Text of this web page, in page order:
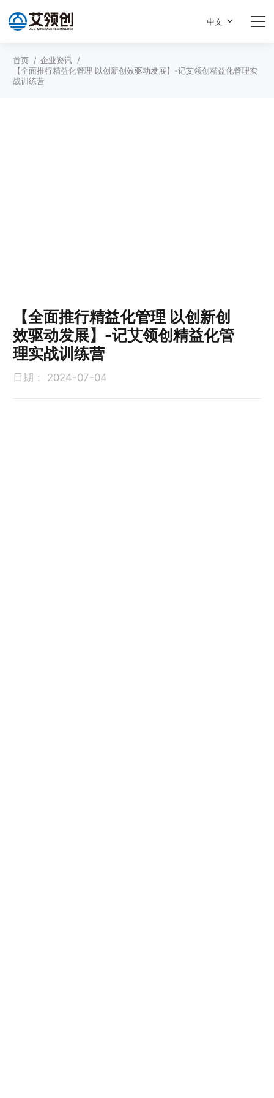
中文
首页 / 企业资讯 /
【全面推行精益化管理 以创新创效驱动发展】-记艾领创精益化管理实
战训练营
【全面推行精益化管理 以创新创
效驱动发展】-记艾领创精益化管
理实战训练营
日期： 2024-07-04